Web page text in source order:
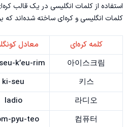
استفاده از کلمات انگلیسی در یک قالب
کلمات انگلیسی و کره‌ای ساخته شده‌اند که
معادل
کلمه کره‌ای
k’eu-rim
아이스크림
ki-seu
키스
ladio
라디오
pyu-teo
컴퓨터